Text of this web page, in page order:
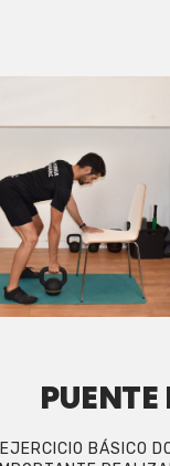
PUENTE
EJERCICIO BÁSICO